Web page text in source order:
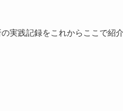
実践記録をこれからここで紹介